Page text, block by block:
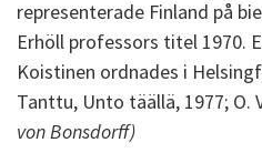
representerade Finland på
Erhöll professors titel 1970.
Koistinen ordnades i
Tanttu, Unto täällä, 1977; O.
von Bonsdorff)